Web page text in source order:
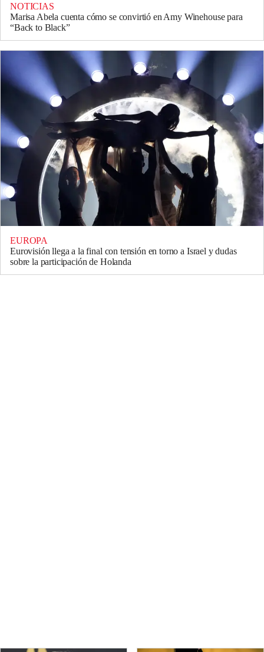
NOTICIAS
Marisa Abela cuenta cómo se convirtió en Amy Winehouse para
“Back to Black”
EUROPA
Eurovisión llega a la final con tensión en torno a Israel y dudas
sobre la participación de Holanda